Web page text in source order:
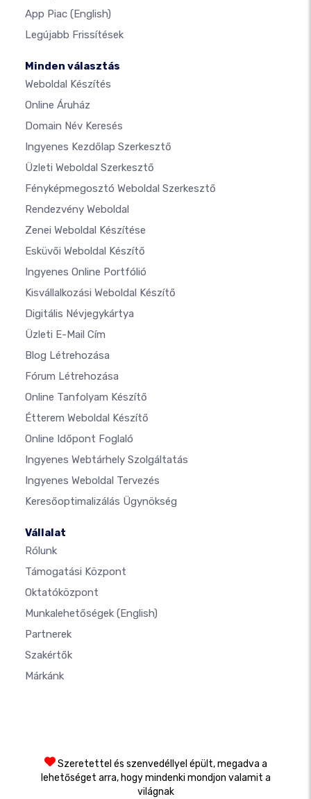
App Piac (English)
Legújabb Frissítések
Minden választás
Weboldal Készítés
Online Áruház
Domain Név Keresés
Ingyenes Kezdőlap Szerkesztő
Üzleti Weboldal Szerkesztő
Fényképmegosztó Weboldal Szerkesztő
Rendezvény Weboldal
Zenei Weboldal Készítése
Esküvői Weboldal Készítő
Ingyenes Online Portfólió
Kisvállalkozási Weboldal Készítő
Digitális Névjegykártya
Üzleti E-Mail Cím
Blog Létrehozása
Fórum Létrehozása
Online Tanfolyam Készítő
Étterem Weboldal Készítő
Online Időpont Foglaló
Ingyenes Webtárhely Szolgáltatás
Ingyenes Weboldal Tervezés
Keresőoptimalizálás Ügynökség
Vállalat
Rólunk
Támogatási Központ
Oktatóközpont
Munkalehetőségek (English)
Partnerek
Szakértők
Márkánk
Szeretettel és szenvedéllyel épült, megadva a
lehetőséget arra, hogy mindenki mondjon valamit a
világnak